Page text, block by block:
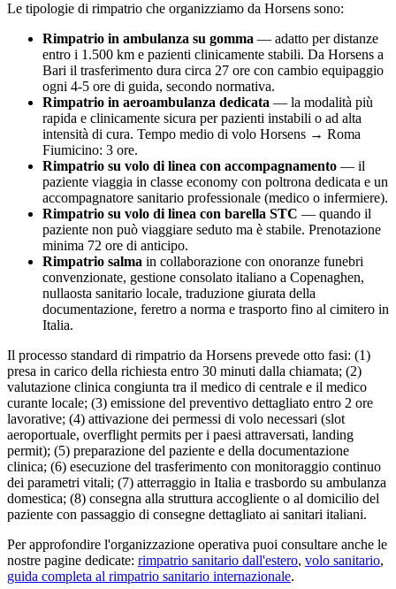
Le tipologie di rimpatrio che organizziamo da Horsens sono:
Rimpatrio in ambulanza su gomma — adatto per distanze
entro i 1.500 km e pazienti clinicamente stabili. Da Horsens a
Bari il trasferimento dura circa 27 ore con cambio equipaggio
ogni 4-5 ore di guida, secondo normativa.
Rimpatrio in aeroambulanza dedicata — la modalità più
rapida e clinicamente sicura per pazienti instabili o ad alta
intensità di cura. Tempo medio di volo Horsens → Roma
Fiumicino: 3 ore.
Rimpatrio su volo di linea con accompagnamento — il
paziente viaggia in classe economy con poltrona dedicata e un
accompagnatore sanitario professionale (medico o infermiere).
Rimpatrio su volo di linea con barella STC — quando il
paziente non può viaggiare seduto ma è stabile. Prenotazione
minima 72 ore di anticipo.
Rimpatrio salma in collaborazione con onoranze funebri
convenzionate, gestione consolato italiano a Copenaghen,
nullaosta sanitario locale, traduzione giurata della
documentazione, feretro a norma e trasporto fino al cimitero in
Italia.
Il processo standard di rimpatrio da Horsens prevede otto fasi: (1)
presa in carico della richiesta entro 30 minuti dalla chiamata; (2)
valutazione clinica congiunta tra il medico di centrale e il medico
curante locale; (3) emissione del preventivo dettagliato entro 2 ore
lavorative; (4) attivazione dei permessi di volo necessari (slot
aeroportuale, overflight permits per i paesi attraversati, landing
permit); (5) preparazione del paziente e della documentazione
clinica; (6) esecuzione del trasferimento con monitoraggio continuo
dei parametri vitali; (7) atterraggio in Italia e trasbordo su ambulanza
domestica; (8) consegna alla struttura accogliente o al domicilio del
paziente con passaggio di consegne dettagliato ai sanitari italiani.
Per approfondire l'organizzazione operativa puoi consultare anche le
nostre pagine dedicate: rimpatrio sanitario dall'estero, volo sanitario,
guida completa al rimpatrio sanitario internazionale.